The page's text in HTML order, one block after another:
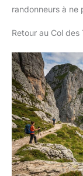
randonneurs à ne
Retour au Col